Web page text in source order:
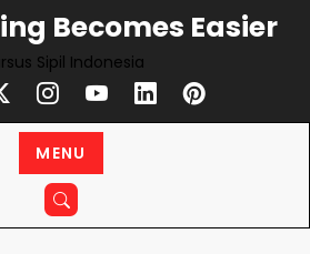
Becomes Easier
Sipil Indonesia
MENU